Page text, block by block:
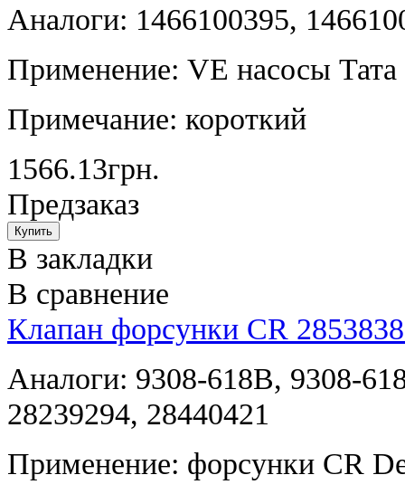
Аналоги: 1466100395,
Применение: VE насосы Тата
Примечание: короткий
1566.13грн.
Предзаказ
В закладки
В сравнение
Клапан форсунки CR
Аналоги: 9308-618B, 9308-
28239294, 28440421
Применение: форсунки CR